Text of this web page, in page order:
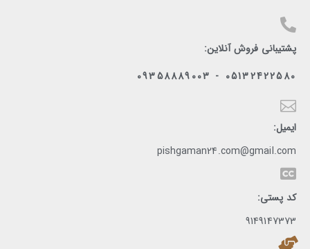
پشتیبانی فروش آنلاین:
05132422580 - 09358889003
ایمیل:
pishgaman24.com@gmail.com
کد پستی:
9149147373